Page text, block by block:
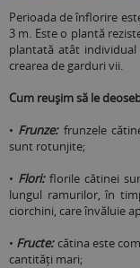
Perioada de înflorire
3 m. Este o plantă
plantată atât
crearea de garduri vii.
Cum reușim să le
• Frunze:frunzele
sunt rotunjite;
• Flori:florile cătinei
lungul ramurilor, în
ciorchini, care învăluie
• Fructe:cătina este
cantități mari;